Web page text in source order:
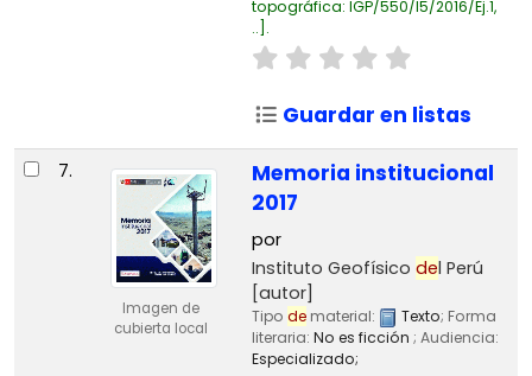
topográfica: IGP/550/I5/2016/Ej.1,
.. .
Guardar en listas
7.
Imagen de
cubierta local
Memoria institucional
2017
por
Instituto Geofísico del Perú
[autor]
Tipo dematerial: Texto; Forma
literaria: No es ficción ; Audiencia:
Especializado;